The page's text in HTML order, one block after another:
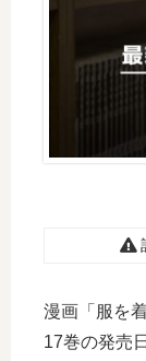
漫画「服を
17巻の発売